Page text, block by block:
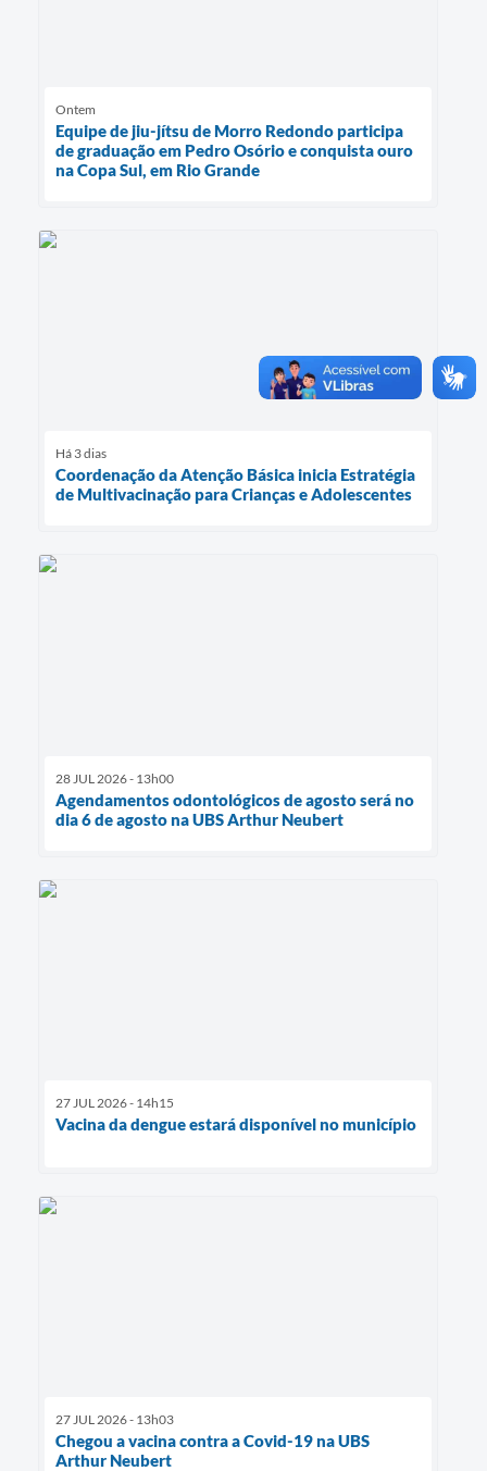
Ontem
Equipe de jiu-jítsu de Morro Redondo participa
de graduação em Pedro Osório e conquista ouro
na Copa Sul, em Rio Grande
Há 3 dias
Coordenação da Atenção Básica inicia Estratégia
de Multivacinação para Crianças e Adolescentes
28 JUL 2026 - 13h00
Agendamentos odontológicos de agosto será no
dia 6 de agosto na UBS Arthur Neubert
27 JUL 2026 - 14h15
Vacina da dengue estará disponível no município
27 JUL 2026 - 13h03
Chegou a vacina contra a Covid-19 na UBS
Arthur Neubert